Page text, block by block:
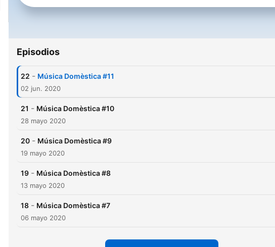
Episodios
22 - Música Domèstica #11
02 jun. 2020
21 - Música Domèstica #10
28 mayo 2020
20 - Música Domèstica #9
19 mayo 2020
19 - Música Domèstica #8
13 mayo 2020
18 - Música Domèstica #7
06 mayo 2020